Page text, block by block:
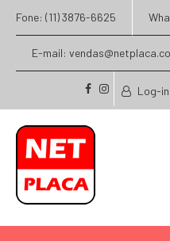
Fone: (11) 3876-6625
E-mail:
facebook
instagram
Log-in